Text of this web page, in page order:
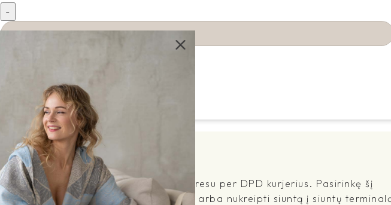
Pristatymo informacija
Pristatymo būdai:
1. Siuntų pristatymas Jūsų nurodytu adresu per DPD kurjerius. Pasirinkę šį
būdą galėsite atsiimti prekes namuose arba nukreipti siuntą į siuntų